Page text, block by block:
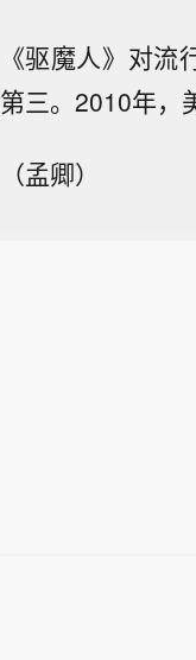
《驱魔人》 对流
第三。 2010年，
（孟卿）